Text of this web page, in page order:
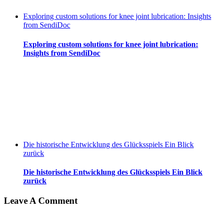
Exploring custom solutions for knee joint lubrication: Insights
from SendiDoc
Exploring custom solutions for knee joint lubrication:
Insights from SendiDoc
Die historische Entwicklung des Glücksspiels Ein Blick
zurück
Die historische Entwicklung des Glücksspiels Ein Blick
zurück
Leave A Comment